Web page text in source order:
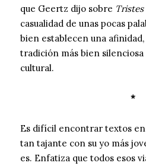
que Geertz dijo sobre
casualidad de unas pocas
bien establecen una
tradición más bien
cultural.
*
Es difícil encontrar textos
tan tajante con su yo más
es. Enfatiza que todos esos